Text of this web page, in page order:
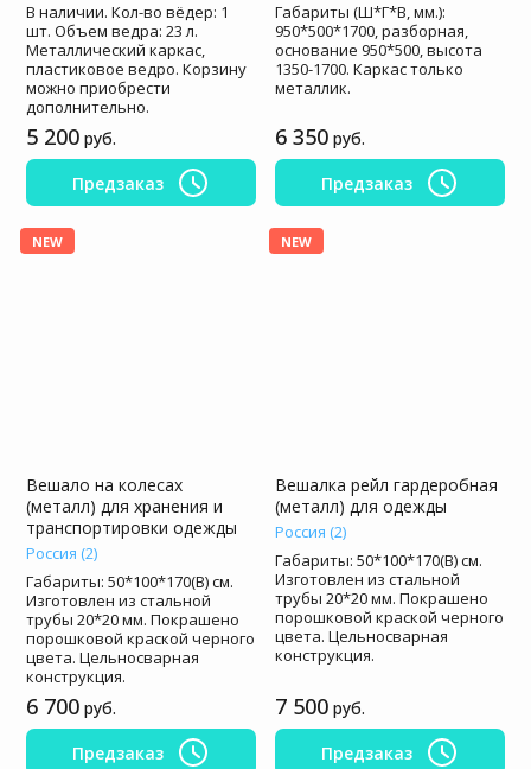
В наличии. Кол-во вёдер: 1
шт. Объем ведра: 23 л.
Металлический каркас,
пластиковое ведро. Корзину
можно приобрести
дополнительно.
5 200 руб.
Предзаказ
Габариты (Ш*Г*В, мм.):
950*500*1700, разборная,
основание 950*500, высота
1350-1700. Каркас только
металлик.
6 350 руб.
Предзаказ
NEW
Вешало на колесах
(металл) для хранения и
транспортировки одежды
Россия (2)
Габариты: 50*100*170(В) см.
Изготовлен из стальной
трубы 20*20 мм. Покрашено
порошковой краской черного
цвета. Цельносварная
конструкция.
6 700 руб.
Предзаказ
NEW
Вешалка рейл гардеробная
(металл) для одежды
Россия (2)
Габариты: 50*100*170(В) см.
Изготовлен из стальной
трубы 20*20 мм. Покрашено
порошковой краской черного
цвета. Цельносварная
конструкция.
7 500 руб.
Предзаказ